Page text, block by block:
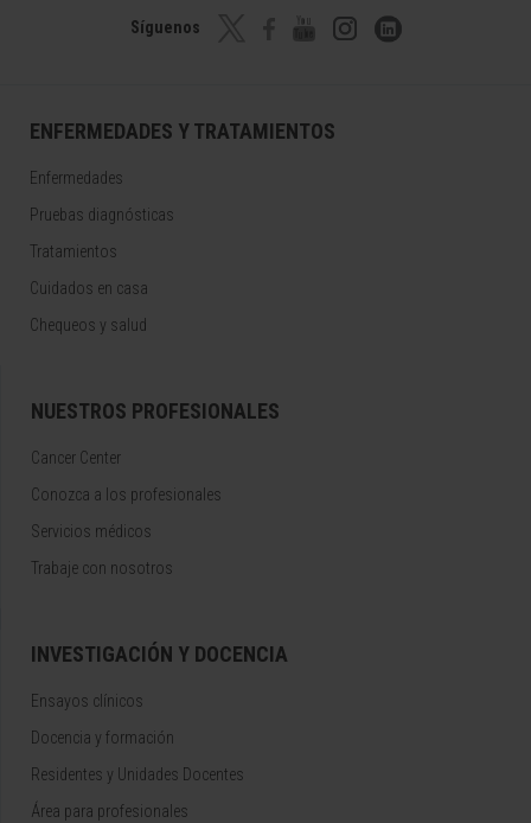
Síguenos
ENFERMEDADES Y TRATAMIENTOS
Enfermedades
Pruebas diagnósticas
Tratamientos
Cuidados en casa
Chequeos y salud
NUESTROS PROFESIONALES
Cancer Center
Conozca a los profesionales
Servicios médicos
Trabaje con nosotros
INVESTIGACIÓN Y DOCENCIA
Ensayos clínicos
Docencia y formación
Residentes y Unidades Docentes
Área para profesionales